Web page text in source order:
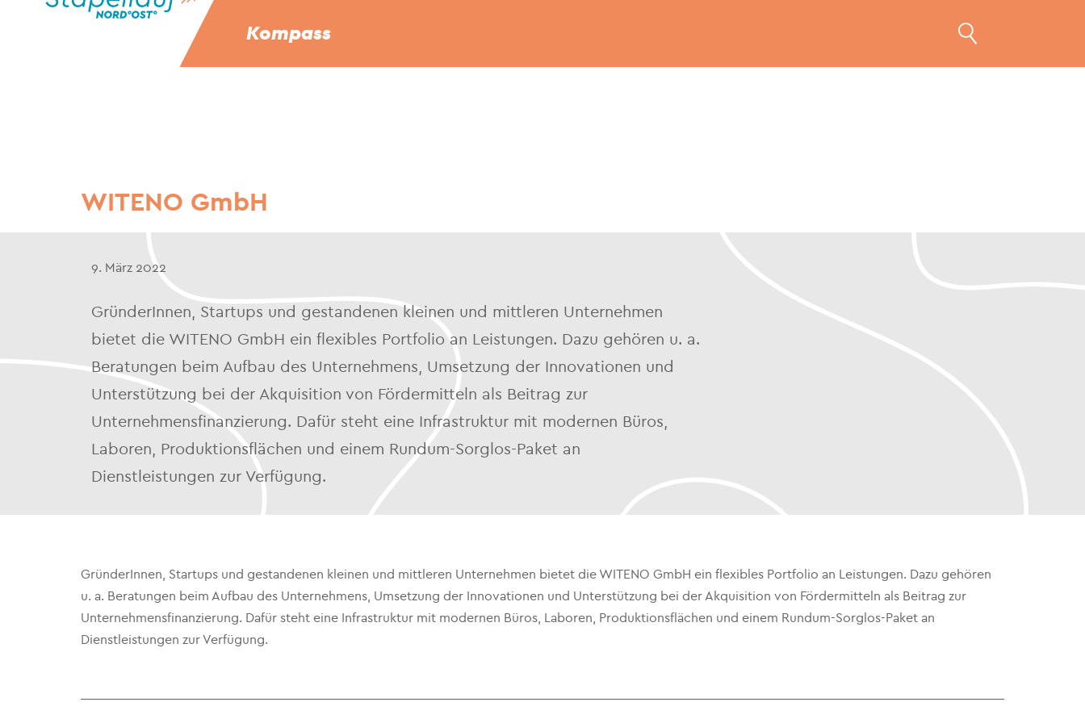
Kompass
WITENO GmbH
9. März 2022
GründerInnen, Startups und gestandenen kleinen und mittleren Unternehmen
bietet die WITENO GmbH ein flexibles Portfolio an Leistungen. Dazu gehören u. a.
Beratungen beim Aufbau des Unternehmens, Umsetzung der Innovationen und
Unterstützung bei der Akquisition von Fördermitteln als Beitrag zur
Unternehmensfinanzierung. Dafür steht eine Infrastruktur mit modernen Büros,
Laboren, Produktionsflächen und einem Rundum-Sorglos-Paket an
Dienstleistungen zur Verfügung.
GründerInnen, Startups und gestandenen kleinen und mittleren Unternehmen bietet die WITENO GmbH ein flexibles Portfolio an Leistungen. Dazu gehören
u. a. Beratungen beim Aufbau des Unternehmens, Umsetzung der Innovationen und Unterstützung bei der Akquisition von Fördermitteln als Beitrag zur
Unternehmensfinanzierung. Dafür steht eine Infrastruktur mit modernen Büros, Laboren, Produktionsflächen und einem Rundum-Sorglos-Paket an
Dienstleistungen zur Verfügung.